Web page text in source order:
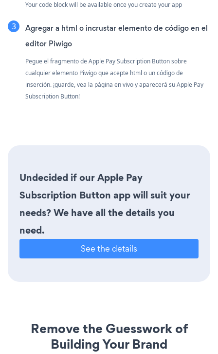
Your code block will be available once you create your app
Agregar a html o incrustar elemento de código en el
editor Piwigo
Pegue el fragmento de Apple Pay Subscription Button sobre
cualquier elemento Piwigo que acepte html o un código de
inserción. ¡guarde, vea la página en vivo y aparecerá su Apple Pay
Subscription Button!
Undecided if our Apple Pay
Subscription Button app will suit your
needs? We have all the details you
need.
See the details
Remove the Guesswork of
Building Your Brand